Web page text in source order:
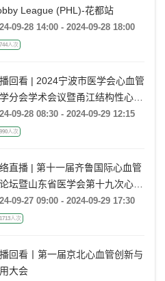
League (PHL)-花都站
09-28 14:00 - 2024-09-28 18:00
人次
回看 | 2024宁波市医学会心血管
分会学术会议暨甬江结构性心脏
术会议
09-28 08:30 - 2024-09-29 12:15
人次
直播 | 第十一届齐鲁国际心血管
坛暨山东省医学会第十九次心血
学学术会议(QICCD)
09-27 09:00 - 2024-09-29 17:30
人次
回看丨第一届京北心血管创新与
大会